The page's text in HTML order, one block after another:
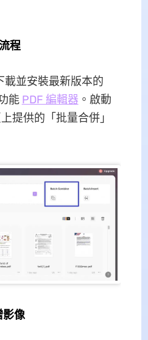
程
載並安裝最新版本的
能 PDF 編輯器 。啟動
提供的「批量合併」
影像